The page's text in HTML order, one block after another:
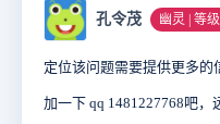
孔令茂 幽灵 | 等
定位该问题需要提供更多的
加一下 qq 1481227768吧，